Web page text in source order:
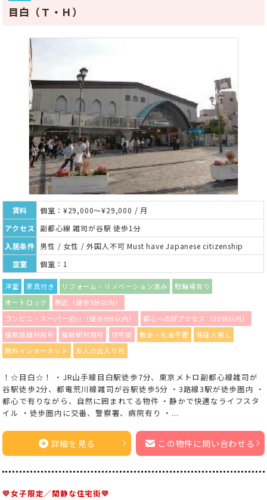
目白（Ｔ・Ｈ）
賃料
個室：¥29,000～¥29,000 / 月
アクセス
副都心線 雑司が谷駅 徒歩1分
入居条件 男性 / 女性 / 外国人不可 Must have Japanese citizenship
空室
個室：1
洋室 家具付き リフォーム・リノベーション済み
駐輪場有り
オートロック
駅近（徒歩5分以内）
コンビニ・スーパー近い（徒歩5分以内）
都心への好アクセス（30分以内）
複数路線利用可
複数駅利用可 住宅街 敷金・礼金不要
保証人無し
無料インターネット
友人の出入り可
！☆目白☆！ ・JR山手線目白駅徒歩7分、東京メトロ副都心線雑司が
谷駅徒歩2分、都電荒川線雑司が谷駅徒歩5分 ・3路線3駅が徒歩圏内 ・
都心で有りながら、自然に囲まれてる物件 ・静かで快適なライフスタ
イル ・徒歩圏内に交番、警察署、病院有り ・...
詳細を見る この物件に問い合わせる
💛女子限定／閑静な住宅街💛